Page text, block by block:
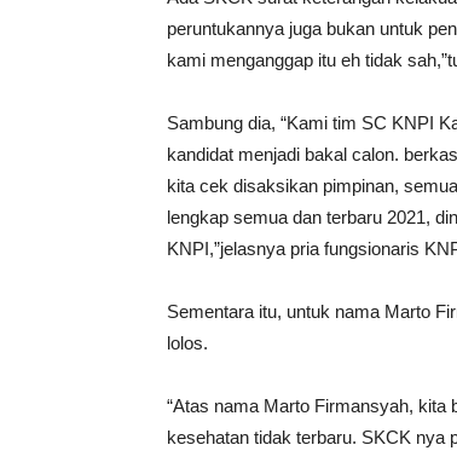
peruntukannya juga bukan untuk
kami menganggap itu eh tidak
Sambung dia, “Kami tim SC KNPI
kandidat menjadi bakal calon.
kita cek disaksikan pimpinan,
lengkap semua dan terbaru 2021,
KNPI,”jelasnya pria fungsionaris
Sementara itu, untuk nama Marto
lolos.
“Atas nama Marto Firmansyah, kita
kesehatan tidak terbaru. SKCK nya